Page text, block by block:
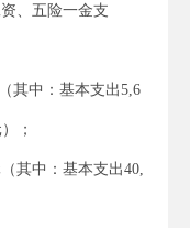
、五险一金支
其中：基本支出5,6
；
其中：基本支出40,